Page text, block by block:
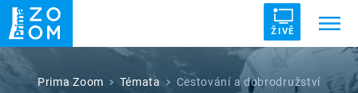
ŽIVĚ
Trendy: ZRÁDCI UFO DRUHÁ SVĚTOVÁ VÁLKA
Prima Zoom Témata Cestování a dobrodružství